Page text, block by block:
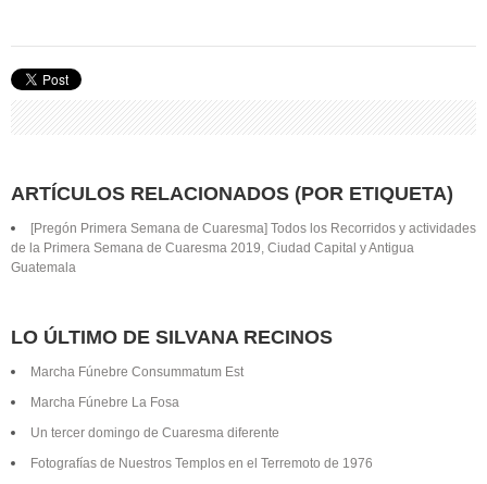
ARTÍCULOS RELACIONADOS (POR ETIQUETA)
[Pregón Primera Semana de Cuaresma] Todos los Recorridos y actividades
de la Primera Semana de Cuaresma 2019, Ciudad Capital y Antigua
Guatemala
LO ÚLTIMO DE SILVANA RECINOS
Marcha Fúnebre Consummatum Est
Marcha Fúnebre La Fosa
Un tercer domingo de Cuaresma diferente
Fotografías de Nuestros Templos en el Terremoto de 1976